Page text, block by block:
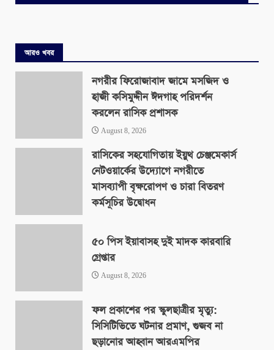
আরও খবর
নগরীর ফিরোজাবাদ জামে মসজিদ ও
হাজী কসিমুদ্দীন ঈদগাহ পরিদর্শন
করলেন রাসিক প্রশাসক
August 8, 2026
রাসিকের সহযোগিতায় ইয়ুথ চেঞ্জমেকার্স
নেটওয়ার্কের উদ্যোগে নগরীতে
মাসব্যাপী বৃক্ষরোপণ ও চারা বিতরণ
কর্মসূচির উদ্বোধন
৫০ পিস ইয়াবাসহ দুই মাদক কারবারি
গ্রেপ্তার
August 8, 2026
ফল প্রকাশের পর স্কুলছাত্রীর মৃত্যু:
সিসিটিভিতে ঘটনার প্রমাণ, গুজব না
ছড়ানোর আহ্বান আরএমপির